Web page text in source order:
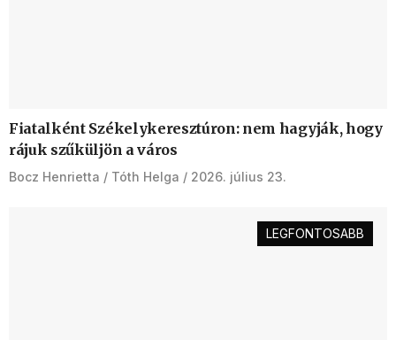
Fiatalként Székelykeresztúron: nem hagyják, hogy
rájuk szűküljön a város
Bocz Henrietta Tóth Helga 2026. július 23.
LEGFONTOSABB